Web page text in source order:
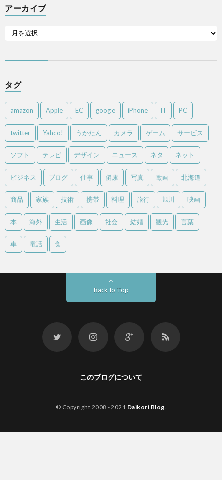
アーカイブ
タグ
amazon Apple EC google iPhone IT PC
twitter Yahoo! うかたん カメラ ゲーム サービス
ソフト テレビ デザイン ニュース ネタ ネット
ビジネス ブログ 仕事 健康 写真 動画 北海道
商品 家族 技術 携帯 料理 旅行 旭川 映画
本 海外 生活 画像 社会 結婚 観光 言葉
車 電話 食
Back to Top
このブログについて
© Copyright 2008 - 2021 Daikori Blog.